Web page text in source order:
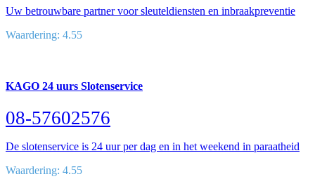
Uw betrouwbare partner voor sleuteldiensten en inbraakpreventie
Waardering: 4.55
KAGO 24 uurs Slotenservice
08-57602576
De slotenservice is 24 uur per dag en in het weekend in paraatheid
Waardering: 4.55